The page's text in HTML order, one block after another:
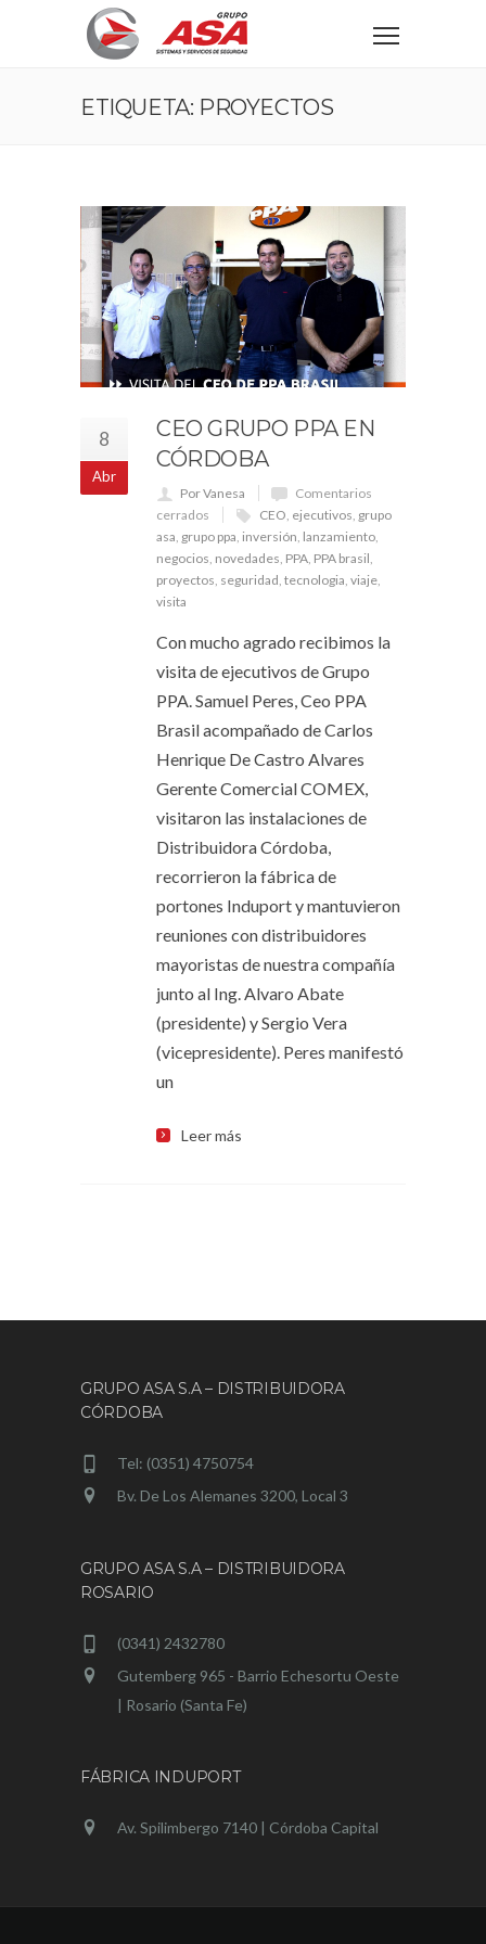
ETIQUETA: PROYECTOS
8
Abr
CEO GRUPO PPA EN
CÓRDOBA
Por Vanesa
Comentarios
cerrados
CEO ejecutivos grupo
asa grupo ppa inversión lanzamiento
negocios novedades PPA PPA brasil
proyectos seguridad tecnologia viaje
visita
Con mucho agrado recibimos la
visita de ejecutivos de Grupo
PPA. Samuel Peres, Ceo PPA
Brasil acompañado de Carlos
Henrique De Castro Alvares
Gerente Comercial COMEX,
visitaron las instalaciones de
Distribuidora Córdoba,
recorrieron la fábrica de
portones Induport y mantuvieron
reuniones con distribuidores
mayoristas de nuestra compañía
junto al Ing. Alvaro Abate
(presidente) y Sergio Vera
(vicepresidente). Peres manifestó
un
Leer más
GRUPO ASA S.A – DISTRIBUIDORA
CÓRDOBA
Tel: (0351) 4750754
Bv. De Los Alemanes 3200, Local 3
GRUPO ASA S.A – DISTRIBUIDORA
ROSARIO
(0341) 2432780
Gutemberg 965 - Barrio Echesortu Oeste
| Rosario (Santa Fe)
FÁBRICA INDUPORT
Av. Spilimbergo 7140 | Córdoba Capital